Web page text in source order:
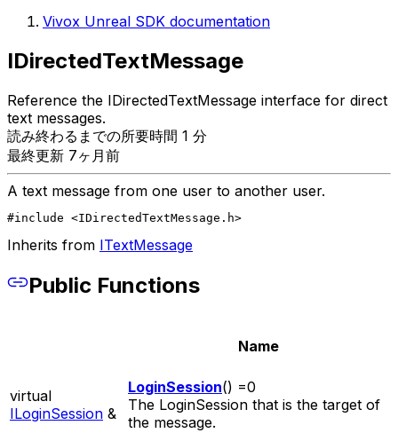
Vivox Unreal SDK documentation
IDirectedTextMessage
Reference the IDirectedTextMessage interface for direct
text messages.
読み終わるまでの所要時間 1 分
最終更新 7ヶ月前
A text message from one user to another user.
#include <IDirectedTextMessage.h>
Inherits from ITextMessage
Public Functions
Name
virtual
ILoginSession &
LoginSession() =0
The LoginSession that is the target of
the message.